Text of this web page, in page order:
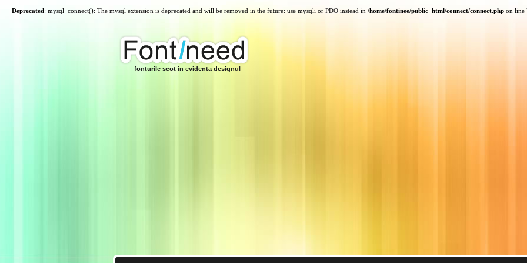
Deprecated: mysql_connect(): The mysql extension is deprecated and will be removed in the future: use mysqli or PDO instead in /home/fontinee/public_html/connect/connect.php on line
fonturile scot in evidenta designul